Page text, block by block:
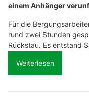
einem Anhänger
Für die
rund zwei Stunden
Rückstau. Es entstand
Weiterlesen